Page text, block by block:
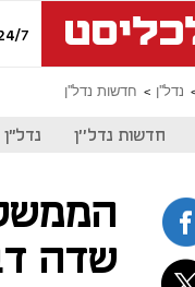
7
נדל''ן חדשות נדל''ן
חדשות נדל''ן
שדה דב